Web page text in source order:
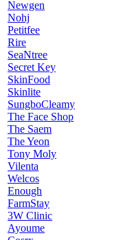
Newgen
Nohj
Petitfee
Rire
SeaNtree
Secret Key
SkinFood
Skinlite
SungboCleamy
The Face Shop
The Saem
The Yeon
Tony Moly
Vilenta
Welcos
Enough
FarmStay
3W Clinic
Ayoume